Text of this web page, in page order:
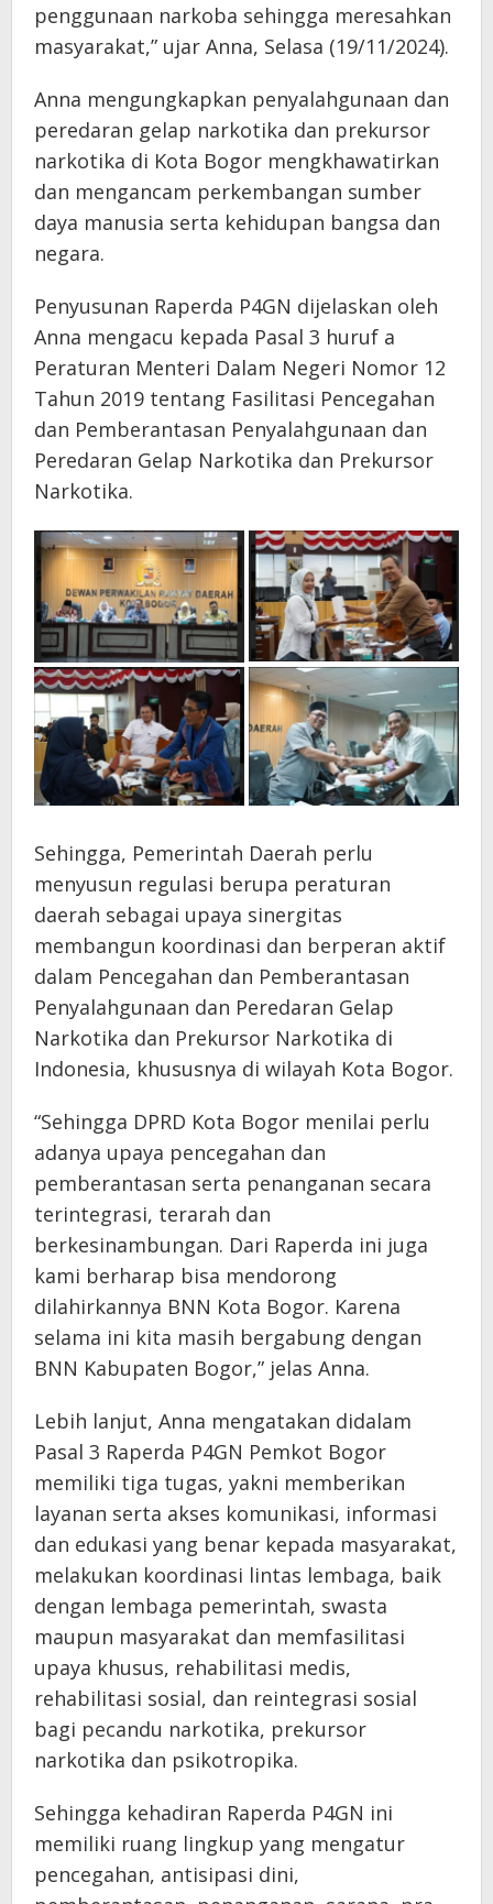
penggunaan narkoba sehingga meresahkan
masyarakat,” ujar Anna, Selasa (19/11/2024).
Anna mengungkapkan penyalahgunaan dan
peredaran gelap narkotika dan prekursor
narkotika di Kota Bogor mengkhawatirkan
dan mengancam perkembangan sumber
daya manusia serta kehidupan bangsa dan
negara.
Penyusunan Raperda P4GN dijelaskan oleh
Anna mengacu kepada Pasal 3 huruf a
Peraturan Menteri Dalam Negeri Nomor 12
Tahun 2019 tentang Fasilitasi Pencegahan
dan Pemberantasan Penyalahgunaan dan
Peredaran Gelap Narkotika dan Prekursor
Narkotika.
Sehingga, Pemerintah Daerah perlu
menyusun regulasi berupa peraturan
daerah sebagai upaya sinergitas
membangun koordinasi dan berperan aktif
dalam Pencegahan dan Pemberantasan
Penyalahgunaan dan Peredaran Gelap
Narkotika dan Prekursor Narkotika di
Indonesia, khususnya di wilayah Kota Bogor.
“Sehingga DPRD Kota Bogor menilai perlu
adanya upaya pencegahan dan
pemberantasan serta penanganan secara
terintegrasi, terarah dan
berkesinambungan. Dari Raperda ini juga
kami berharap bisa mendorong
dilahirkannya BNN Kota Bogor. Karena
selama ini kita masih bergabung dengan
BNN Kabupaten Bogor,” jelas Anna.
Lebih lanjut, Anna mengatakan didalam
Pasal 3 Raperda P4GN Pemkot Bogor
memiliki tiga tugas, yakni memberikan
layanan serta akses komunikasi, informasi
dan edukasi yang benar kepada masyarakat,
melakukan koordinasi lintas lembaga, baik
dengan lembaga pemerintah, swasta
maupun masyarakat dan memfasilitasi
upaya khusus, rehabilitasi medis,
rehabilitasi sosial, dan reintegrasi sosial
bagi pecandu narkotika, prekursor
narkotika dan psikotropika.
Sehingga kehadiran Raperda P4GN ini
memiliki ruang lingkup yang mengatur
pencegahan, antisipasi dini,